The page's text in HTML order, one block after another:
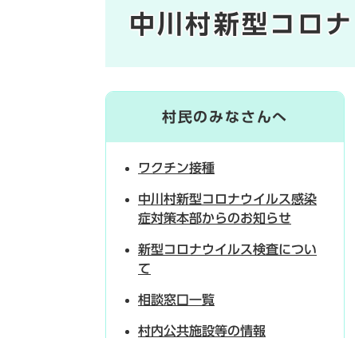
中川村新型コロ
村民のみなさんへ
ワクチン接種
中川村新型コロナウイルス感染
症対策本部からのお知らせ
新型コロナウイルス検査につい
て
相談窓口一覧
村内公共施設等の情報